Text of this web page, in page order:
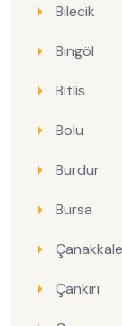
Bilecik
Bingöl
Bitlis
Bolu
Burdur
Bursa
Çanakkale
Çankırı